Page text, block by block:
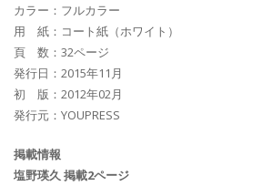
カラー：フルカラー
用 紙：コート紙（ホワイト）
頁 数：32ページ
発行日：2015年11月
初 版：2012年02月
発行元：YOUPRESS
掲載情報
塩野瑛久 掲載2ページ